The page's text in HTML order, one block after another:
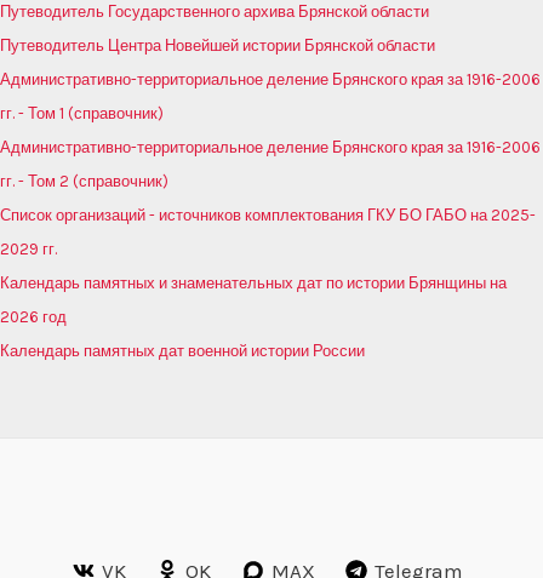
Путеводитель Государственного архива Брянской области
Путеводитель Центра Новейшей истории Брянской области
Административно-территориальное деление Брянского края за 1916-2006
гг. - Том 1 (справочник)
Административно-территориальное деление Брянского края за 1916-2006
гг. - Том 2 (справочник)
Список организаций - источников комплектования ГКУ БО ГАБО на 2025-
2029 гг.
Календарь памятных и знаменательных дат по истории Брянщины на
2026 год
Календарь памятных дат военной истории России
VK OK MAX Telegram